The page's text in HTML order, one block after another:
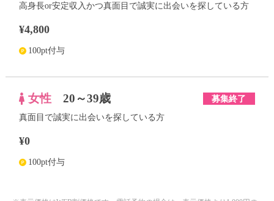
高身長or安定収入かつ真面目で誠実に出会いを探している方
¥4,800
100pt付与
女性 20～39歳 募集終了
真面目で誠実に出会いを探している方
¥0
100pt付与